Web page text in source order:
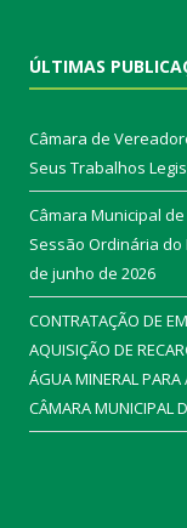
ÚLTIMAS
Câmara de
Seus Trabalhos
Câmara Municipal
Sessão Ordinária do
de junho de 2026
CONTRATAÇÃO DE
AQUISIÇÃO DE
ÁGUA MINERAL PARA
CÂMARA MUNICIPAL